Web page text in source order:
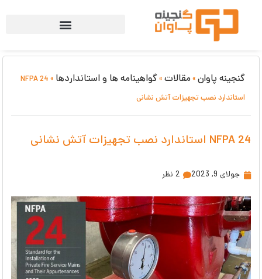
گنجینه پاوان» مقالات»گواهینامه ها و استانداردها »
NFPA 24
استاندارد نصب تجهیزات آتش نشانی
NFPA 24 استاندارد نصب تجهیزات آتش نشانی
جولای 9, 2023 2 نظر